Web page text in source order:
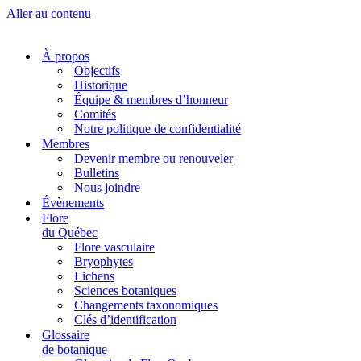
Aller au contenu
À propos
Objectifs
Historique
Équipe & membres d’honneur
Comités
Notre politique de confidentialité
Membres
Devenir membre ou renouveler
Bulletins
Nous joindre
Évènements
Flore
du Québec
Flore vasculaire
Bryophytes
Lichens
Sciences botaniques
Changements taxonomiques
Clés d’identification
Glossaire
de botanique